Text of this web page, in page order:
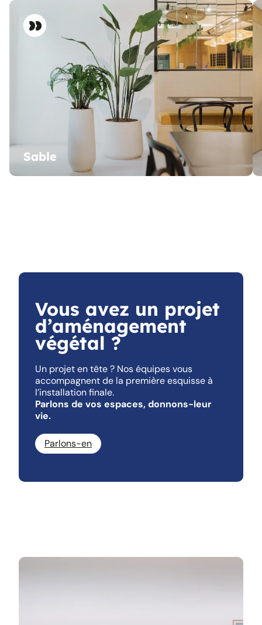
Sable
Vous avez un projet
d’aménagement
végétal ?
Un projet en tête ? Nos équipes vous
accompagnent de la première esquisse à
l’installation finale.
Parlons de vos espaces, donnons-leur
vie.
Parlons-en